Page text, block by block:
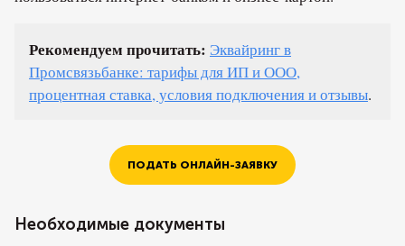
Рекомендуем прочитать: Эквайринг в
Промсвязьбанке: тарифы для ИП и ООО,
процентная ставка, условия подключения и отзывы.
ПОДАТЬ ОНЛАЙН-ЗАЯВКУ
Необходимые документы